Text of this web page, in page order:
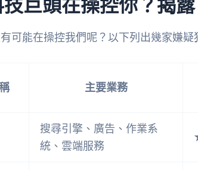
可能在操控我們呢？以下列出幾家嫌
主要業務
搜尋引擎、廣告、作業系
統、雲端服務